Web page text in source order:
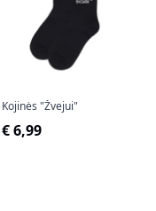
Kojinės "Žvejui"
€ 6,99